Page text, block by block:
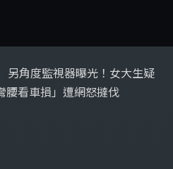
另角度監視器曝光！女大生疑
看車損」遭網怒撻伐